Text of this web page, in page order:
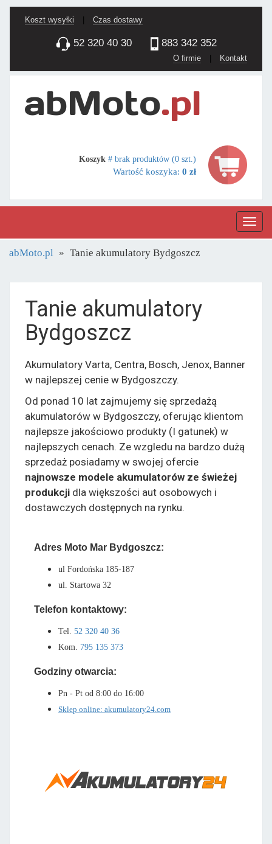
Koszt wysyłki Czas dostawy
52 320 40 30 883 342 352
O firmie | Kontakt
Koszyk # brak produktów (0 szt.)
Wartość koszyka: 0 zł
abMoto.pl Tanie akumulatory Bydgoszcz
Tanie akumulatory
Bydgoszcz
Akumulatory Varta, Centra, Bosch, Jenox, Banner
w najlepszej cenie w Bydgoszczy.
Od ponad 10 lat zajmujemy się sprzedażą
akumulatorów w Bydgoszczy, oferując klientom
najlepsze jakościowo produkty (I gatunek) w
najlepszych cenach. Ze wzgledu na bardzo dużą
sprzedaż posiadamy w swojej ofercie
najnowsze modele akumulatorów ze świeżej
produkcji dla większości aut osobowych i
dostawczych dostępnych na rynku.
Adres Moto Mar Bydgoszcz:
ul Fordońska 185-187
ul. Startowa 32
Telefon kontaktowy:
Tel. 52 320 40 36
Kom. 795 135 373
Godziny otwarcia:
Pn - Pt od 8:00 do 16:00
Sklep online: akumulatory24.com